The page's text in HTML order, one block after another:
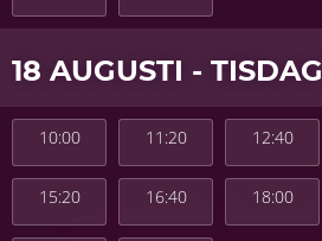
18 AUGUSTI - TISDAG
10:00 11:20 12:40
15:20 16:40 18:00